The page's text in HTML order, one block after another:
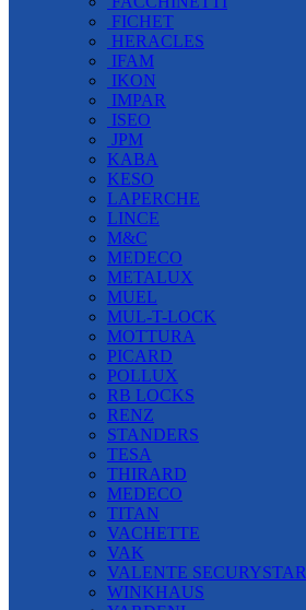
FICHET
HERACLES
IFAM
IKON
IMPAR
ISEO
JPM
KABA
KESO
LAPERCHE
LINCE
M&C
MEDECO
METALUX
MUEL
MUL-T-LOCK
MOTTURA
PICARD
POLLUX
RB LOCKS
RENZ
STANDERS
TESA
THIRARD
MEDECO
TITAN
VACHETTE
VAK
VALENTE SECURYSTAR
WINKHAUS